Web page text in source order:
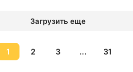
Загрузить еще
1 2 3 ... 31